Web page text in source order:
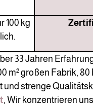
100 kg
33 Jahren
m² großen Fabrik,
strenge
, Wir konzentrieren